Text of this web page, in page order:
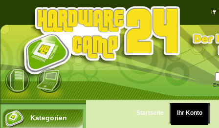
Kategorien
Startseite Ihr Konto